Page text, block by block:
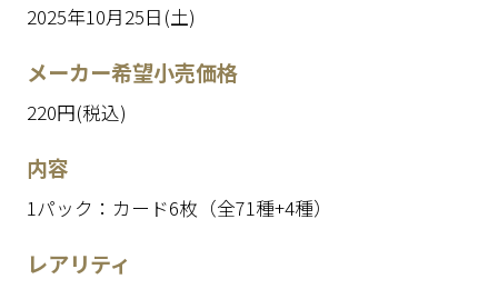
2025年10月25日(土)
メーカー希望小売価格
220円(税込)
内容
1パック：カード6枚（全71種+4種）
レアリティ